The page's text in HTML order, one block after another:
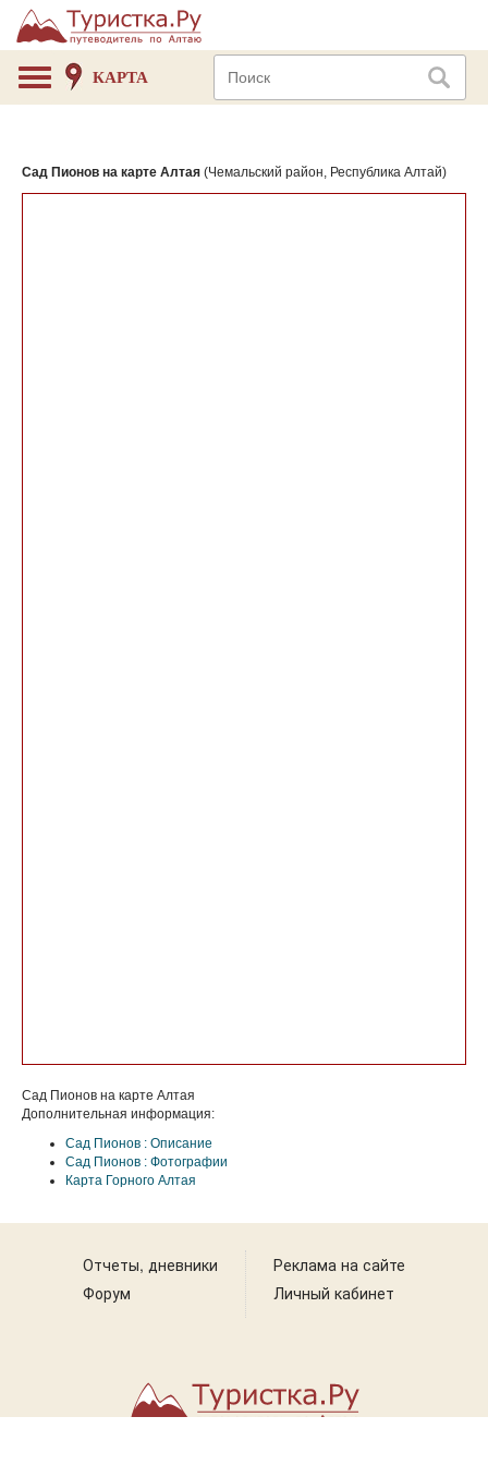
КАРТА
Сад Пионов на карте Алтая (Чемальский район, Республика Алтай)
Сад Пионов на карте Алтая
Дополнительная информация:
Сад Пионов : Описание
Сад Пионов : Фотографии
Карта Горного Алтая
Отчеты, дневники
Форум
Реклама на сайте
Личный кабинет